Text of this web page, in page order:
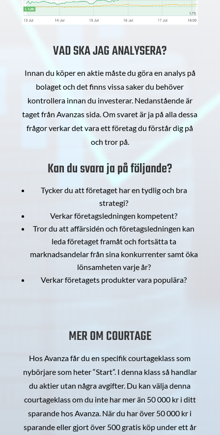
VAD SKA JAG ANALYSERA?
Innan du köper en aktie måste du göra en analys på
bolaget och det finns vissa saker du behöver
kontrollera innan du investerar. Nedanstående är
taget från Avanzas sida. Om svaret är ja på alla dessa
frågor verkar det vara ett företag du förstår dig på
och tror på.
Kan du svara ja på följande?
Tycker du att företaget har en tydlig och bra
strategi?
Verkar företagsledningen kompetent?
Tror du att affärsidén och företagsledningen kan
leda företaget framåt och fortsätta ta
marknadsandelar från sina konkurrenter samt öka
lönsamheten varje år?
Verkar företagets produkter vara populära?
MER OM COURTAGE
Hos Avanza får du en specifik courtageklass som
nybörjare som heter “Start”. I denna klass så handlar
du aktier utan några avgifter. Du kan välja denna
courtageklass om du inte har mer än 50 000 kr i ditt
sparande hos Avanza. När du har över 50 000 kr i
sparande eller gjort över 500 gratis köp under ett år